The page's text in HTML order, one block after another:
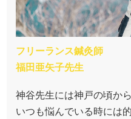
フリーランス鍼灸師
福田亜矢子先生
神谷先生には神戸の頃か
いつも悩んでいる時には